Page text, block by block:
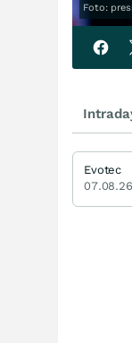
Foto:
Evotec
07.08.26